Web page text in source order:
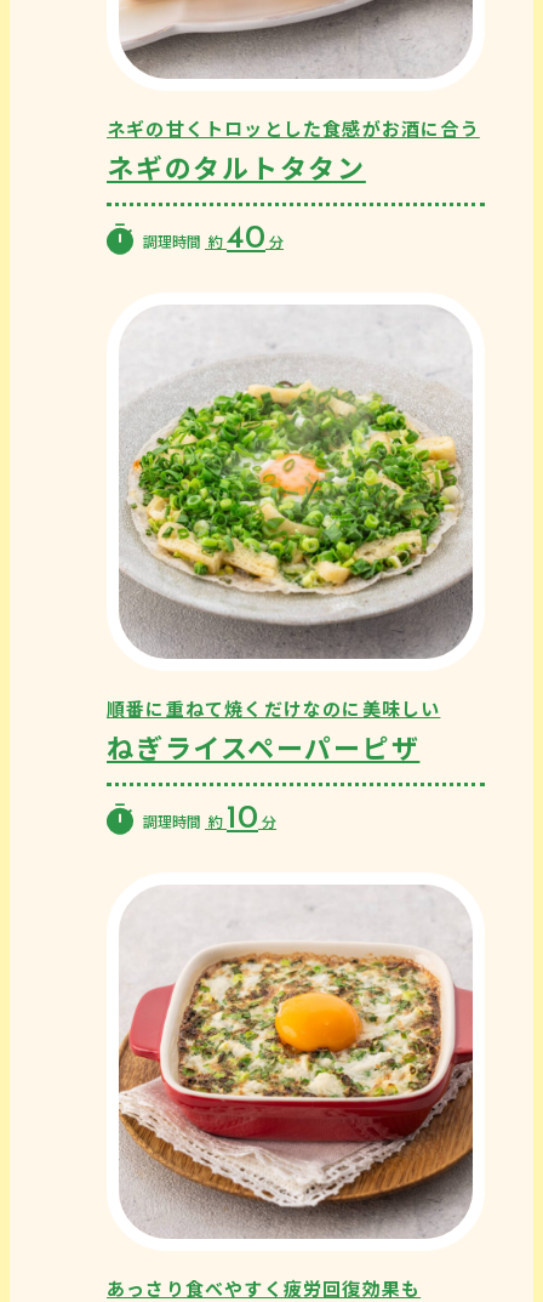
ネギの甘くトロッとした食感がお酒に合う
ネギのタルトタタン
調理時間 約40 分
順番に重ねて焼くだけなのに美味しい
ねぎライスペーパーピザ
調理時間 約 10 分
あっさり食べやすく疲労回復効果も